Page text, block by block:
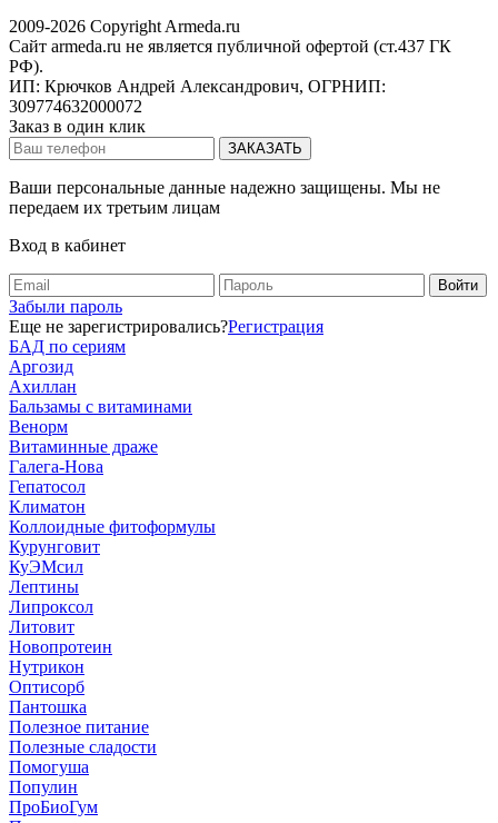
2009-2026 Copyright Armeda.ru
Сайт armeda.ru не является публичной офертой (ст.437 ГК
РФ).
ИП: Крючков Андрей Александрович, ОГРНИП:
309774632000072
Заказ в один клик
Ваши персональные данные надежно защищены. Мы не
передаем их третьим лицам
Вход в кабинет
Забыли пароль
Еще не зарегистрировались?Регистрация
БАД по сериям
Аргозид
Ахиллан
Бальзамы с витаминами
Венорм
Витаминные драже
Галега-Нова
Гепатосол
Климатон
Коллоидные фитоформулы
Курунговит
КуЭМсил
Лептины
Липроксол
Литовит
Новопротеин
Нутрикон
Оптисорб
Пантошка
Полезное питание
Полезные сладости
Помогуша
Популин
ПроБиоГум